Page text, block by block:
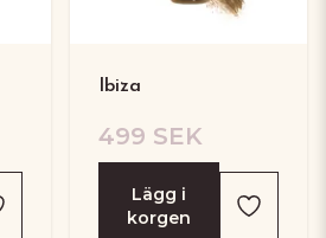
Ibiza
499 SEK
Lägg i
korgen